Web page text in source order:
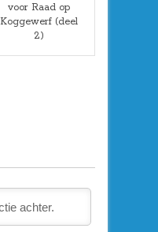
voor Raad op
Koggewerf (deel
2)